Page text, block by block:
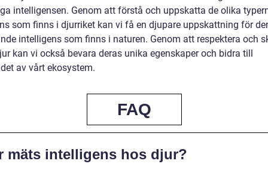
intelligensen. Genom att förstå och uppskatta de olika
som finns i djurriket kan vi få en djupare uppskattning för
intelligens som finns i naturen. Genom att respektera och
kan vi också bevara deras unika egenskaper och bidra till
av vårt ekosystem.
FAQ
mäts intelligens hos djur?